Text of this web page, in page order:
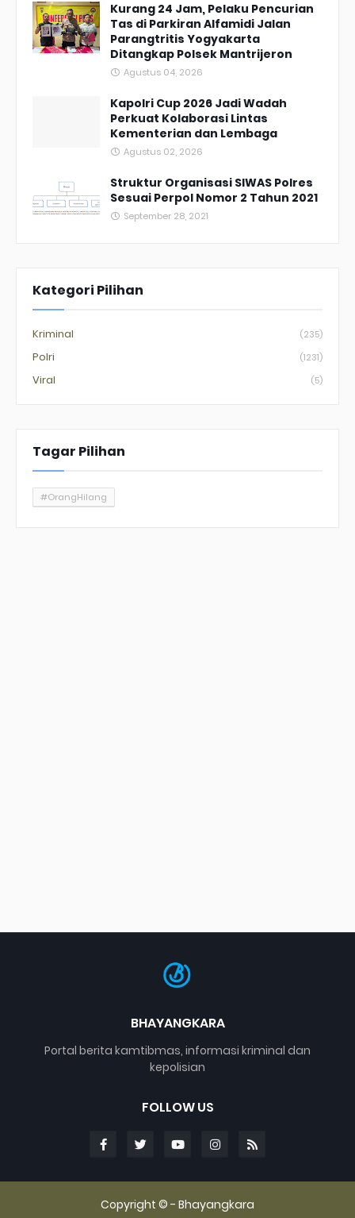
Kurang 24 Jam, Pelaku Pencurian
Tas di Parkiran Alfamidi Jalan
Parangtritis Yogyakarta
Ditangkap Polsek Mantrijeron
Agustus 04, 2026
Kapolri Cup 2026 Jadi Wadah
Perkuat Kolaborasi Lintas
Kementerian dan Lembaga
Agustus 02, 2026
Struktur Organisasi SIWAS Polres
Sesuai Perpol Nomor 2 Tahun 2021
September 28, 2021
Kategori Pilihan
Kriminal (235)
Polri (1231)
Viral (5)
Tagar Pilihan
#OrangHilang
BHAYANGKARA
Portal berita kamtibmas, informasi kriminal dan
kepolisian
FOLLOW US
Copyright © - Bhayangkara